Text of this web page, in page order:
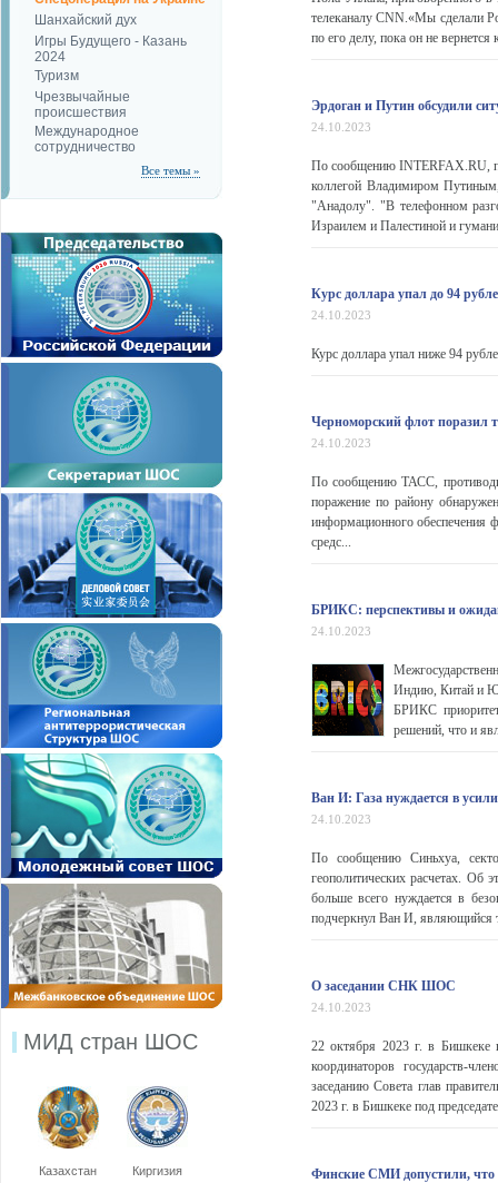
Шанхайский дух
Игры Будущего - Казань
2024
Туризм
Чрезвычайные
происшествия
Международное
сотрудничество
Все темы »
МИД стран ШОС
Казахстан Киргизия
телеканалу CNN.«Мы сделали
по его делу, пока он не вернется
Эрдоган и Путин обсудили
24.10.2023
По сообщению INTERFAX.RU,
коллегой Владимиром
"Анадолу". "В телефонном
Израилем и Палестиной и
Курс доллара упал до 94
24.10.2023
Курс доллара упал ниже 94
Черноморский флот поразил
24.10.2023
По сообщению ТАСС,
поражение по району
информационного обеспечения
средс...
БРИКС: перспективы и
24.10.2023
Индию, Китай и
БРИКС
решений, что и
Ван И: Газа нуждается в
24.10.2023
По сообщению Синьхуа,
геополитических расчетах.
больше всего нуждается в
подчеркнул Ван И,
О заседании СНК ШОС
24.10.2023
22 октября 2023 г. в Бишкеке
координаторов государств-
заседанию Совета глав
2023 г. в Бишкеке под
Финские СМИ допустили, что